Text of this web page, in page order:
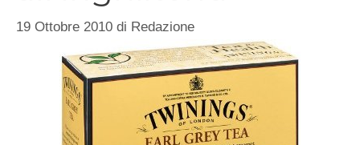
19 Ottobre 2010 di Redazione